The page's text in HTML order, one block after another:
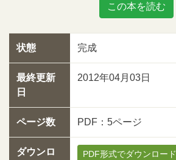
この本を読む
状態 完成
最終更新
日
2012年04月03日
ページ数 PDF：5ページ
ダウンロ
PDF形式でダウンロード